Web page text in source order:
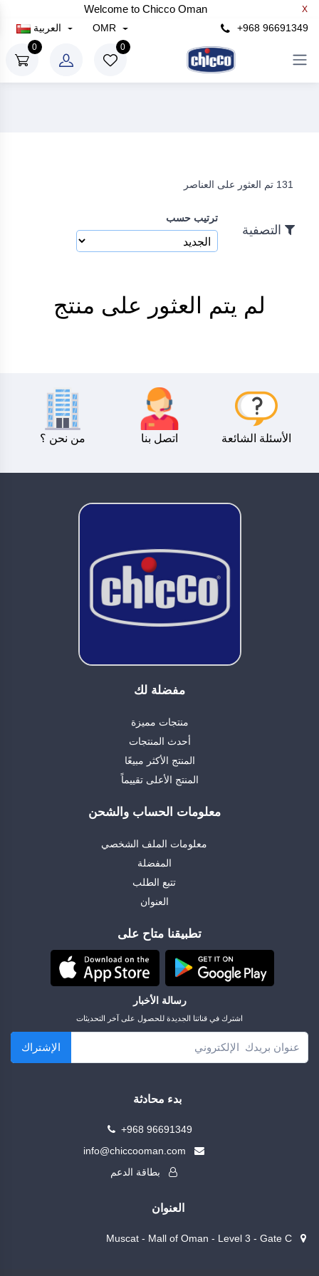
Welcome to Chicco Oman X
+968 96691349
OMR
0
0
131 تم العثور على العناصر
ترتيب حسب
لم يتم العثور على منتج
من نحن ؟ اتصل بنا الأسئلة الشائعة
مفضلة لك
منتجات مميزة
أحدث المنتجات
المنتج الأكثر مبيعًا
المنتج الأعلى تقييماً
معلومات الحساب والشحن
معلومات الملف الشخصي
المفضلة
تتبع الطلب
العنوان
تطبيقنا متاح على
رسالة الأخبار
اشترك في قناتنا الجديدة للحصول على آخر التحديثات
الإشتراك
بدء محادثة
+968 96691349
بطاقة الدعم
العنوان